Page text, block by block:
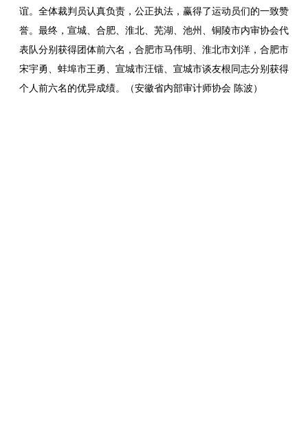
谊。全体裁判员认真负责，公正执法，赢得了运动员们的一致赞
誉。最终，宣城、合肥、淮北、芜湖、池州、铜陵市内审协会代
表队分别获得团体前六名，合肥市马伟明、淮北市刘洋，合肥市
宋宇勇、蚌埠市王勇、宣城市汪镭、宣城市谈友根同志分别获得
个人前六名的优异成绩。（安徽省内部审计师协会 陈波）